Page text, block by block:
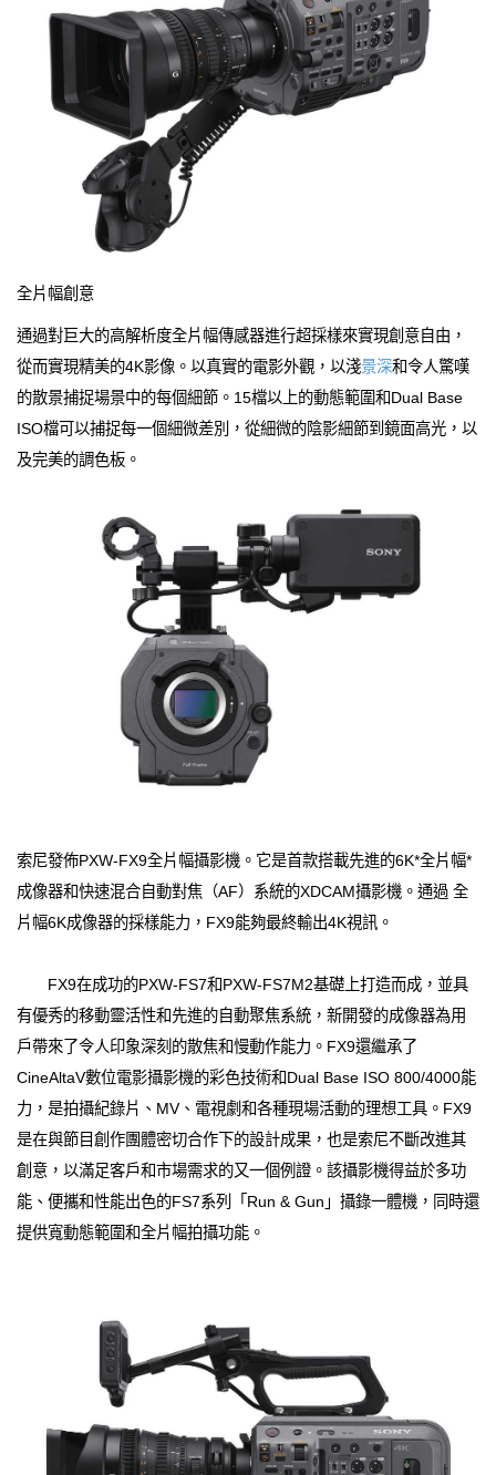
全片幅創意
通過對巨大的高解析度全片幅傳感器進行超採樣來實現創意自由，
從而實現精美的4K影像。以真實的電影外觀，以淺景深和令人驚嘆
的散景捕捉場景中的每個細節。15檔以上的動態範圍和Dual Base
ISO檔可以捕捉每一個細微差別，從細微的陰影細節到鏡面高光，以
及完美的調色板。
索尼發佈PXW-FX9全片幅攝影機。它是首款搭載先進的6K*全片幅*
成像器和快速混合自動對焦（AF）系統的XDCAM攝影機。通過 全
片幅6K成像器的採樣能力，FX9能夠最終輸出4K視訊。
FX9在成功的PXW-FS7和PXW-FS7M2基礎上打造而成，並具
有優秀的移動靈活性和先進的自動聚焦系統，新開發的成像器為用
戶帶來了令人印象深刻的散焦和慢動作能力。FX9還繼承了
CineAltaV數位電影攝影機的彩色技術和Dual Base ISO 800/4000能
力，是拍攝紀錄片、MV、電視劇和各種現場活動的理想工具。FX9
是在與節目創作團體密切合作下的設計成果，也是索尼不斷改進其
創意，以滿足客戶和市場需求的又一個例證。該攝影機得益於多功
能、便攜和性能出色的FS7系列「Run & Gun」攝錄一體機，同時還
提供寬動態範圍和全片幅拍攝功能。